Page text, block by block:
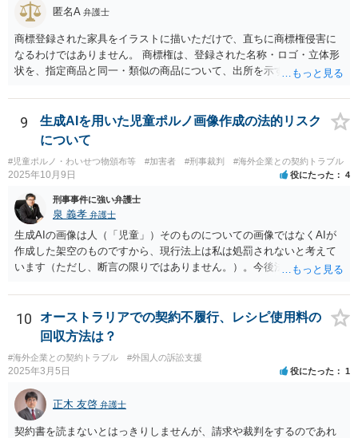
れが法的な義務となりえるのか、そこから争いになる可能性はあると
思います。 基本的には契約当事者があなたに説明するべきものと思
われます。 ３・いずれにしても、キャンセル規定などの説明を学校・
エージェントはしていないのですから、その点についての説明不備
は、こちらにとって大きな交渉材料になるところだと思われます。
匿名A 弁護士
商標登録された家具をイラストに描いただけで、直ちに商標権侵害に
なるわけではありません。 商標権は、登録された名称・ロゴ・立体形
状を、指定商品と同一・類似の商品について、出所を示す表示として
て描くにとどまる場合は、通常、商標権侵害にはなりにくいと考えら
れます。 ただし、家具名や特徴的な形状を商品名・広告に大きく表示
し、公式商品やライセンス商品と誤認させる販売方法であれば、商標
権や不正競争防止法上の問題が生じ得ます。家具のデザインに著作権
が認められる場合は、著作権も別途問題となります。 無料のSNS投稿
やプレゼントでも、著作権侵害は成立し得ます。商標権については、
有料か無料かよりも、商標として使用しているかが重要です。 また、
日本の商標権は原則として日本国内にのみ効力を持ちます。外国で販
売する場合は、販売国の商標・意匠等を確認する必要があります。 他
の作家の例は、許諾を得ている、権利が消滅している、侵害に当たら
ない、又は単に権利行使されていないなど、様々な可能性がありま
す。他人が販売していることだけでは、適法とは判断できません。
9
生成AIを用いた児童ポルノ画像作成の法的リスク
について
#児童ポルノ・わいせつ物頒布等 #加害者 #刑事裁判 #海外企業との契約トラブル
2025年10月9日 役にたった 4
刑事事件に強い弁護士
泉 義孝 弁護士
生成AIの画像は人（「児童」）そのものについての画像ではなくAIが
作成した架空のものですから、現行法上は私は処罰されないと考えて
います（ただし、断言の限りではありません。）。今後法律改正があ
かどうか不明ですが、よろしくお願いいたします。
10
オーストラリアでの契約不履行、レシピ使用料の
回収方法は？
#海外企業との契約トラブル #外国人の訴訟支援
2025年3月5日 役にたった 1
正木 友啓 弁護士
契約書を読まないとはっきりしませんが、請求や裁判をするのであれ